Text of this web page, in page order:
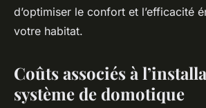
d’optimiser le confort et l’efficacité
votre habitat.
Coûts associés à
système de domotique